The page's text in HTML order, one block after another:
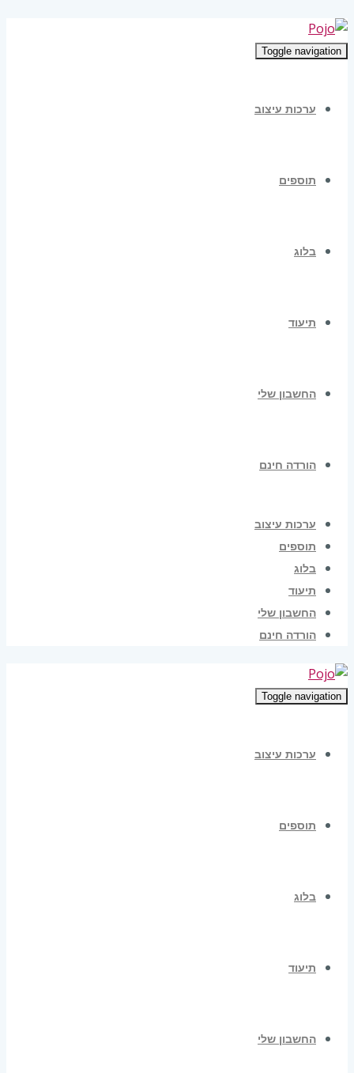
Toggle navigation
ערכות עיצוב
תוספים
בלוג
תיעוד
החשבון שלי
הורדה חינם
ערכות עיצוב
תוספים
בלוג
תיעוד
החשבון שלי
הורדה חינם
Toggle navigation
ערכות עיצוב
תוספים
בלוג
תיעוד
החשבון שלי